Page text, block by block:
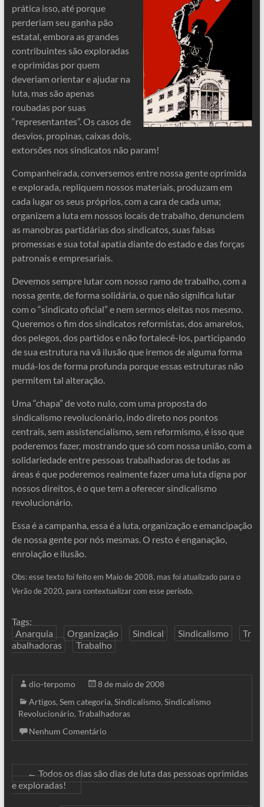
prática isso, até porque
perderiam seu ganha pão
estatal, embora as grandes
contribuintes são exploradas
e oprimidas por quem
deveriam orientar e ajudar na
luta, mas são apenas
roubadas por suas
“representantes”. Os casos de
desvios, propinas, caixas dois,
extorsões nos sindicatos não param!
Companheirada, conversemos entre nossa gente oprimida
e explorada, repliquem nossos materiais, produzam em
cada lugar os seus próprios, com a cara de cada uma;
organizem a luta em nossos locais de trabalho, denunciem
as manobras partidárias dos sindicatos, suas falsas
promessas e sua total apatia diante do estado e das forças
patronais e empresariais.
Devemos sempre lutar com nosso ramo de trabalho, com a
nossa gente, de forma solidária, o que não significa lutar
com o “sindicato oficial” e nem sermos eleitas nos mesmo.
Queremos o fim dos sindicatos reformistas, dos amarelos,
dos pelegos, dos partidos e não fortalecê-los, participando
de sua estrutura na vã ilusão que iremos de alguma forma
mudá-los de forma profunda porque essas estruturas não
permitem tal alteração.
Uma “chapa” de voto nulo, com uma proposta do
sindicalismo revolucionário, indo direto nos pontos
centrais, sem assistencialismo, sem reformismo, é isso que
poderemos fazer, mostrando que só com nossa união, com a
solidariedade entre pessoas trabalhadoras de todas as
áreas é que poderemos realmente fazer uma luta digna por
nossos direitos, é o que tem a oferecer sindicalismo
revolucionário.
Essa é a campanha, essa é a luta, organização e emancipação
de nossa gente por nós mesmas. O resto é enganação,
enrolação e ilusão.
Obs: esse texto foi feito em Maio de 2008, mas foi atualizado para o
Verão de 2020, para contextualizar com esse período.
Tags:
Anarquia
Organização Sindical Sindicalismo
Tr
abalhadoras
Trabalho
dio-terpomo
8 de maio de 2008
Artigos, Sem categoria, Sindicalismo, Sindicalismo
Revolucionário, Trabalhadoras
Nenhum Comentário
←Todos os dias são dias de luta das pessoas oprimidas
e exploradas!